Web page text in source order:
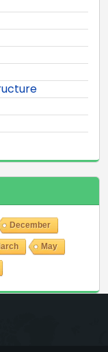
December
May